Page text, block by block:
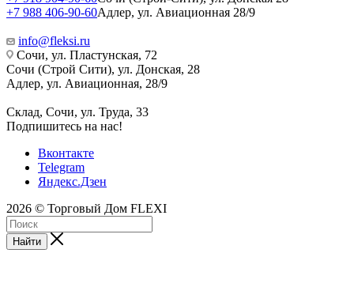
+7 988 406-90-60Адлер, ул. Авиационная 28/9
info@fleksi.ru
Сочи, ул. Пластунская, 72
Сочи (Строй Сити), ул. Донская, 28
Адлер, ул. Авиационная, 28/9
Склад, Сочи, ул. Труда, 33
Подпишитесь на нас!
Вконтакте
Telegram
Яндекс.Дзен
2026 © Торговый Дом FLEXI
Найти